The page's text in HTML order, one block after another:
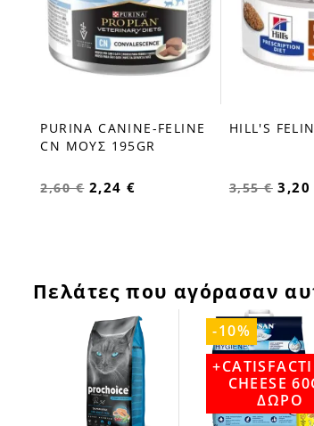
PURINA CANINE-FELINE
CN ΜΟΥΣ 195GR
2,60 € 2,24 €
HILL'S
3,55 € 3,20
Πελάτες που αγόρασαν
-10%
CHEESE
ΔΩΡΟ